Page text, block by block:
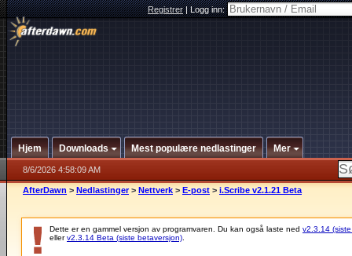
Registrer|Logg inn:
Hjem Downloads Mest populære nedlastinger Mer
8/6/2026 4:58:09 AM
AfterDawn > Nedlastinger > Nettverk > E-post > i.Scribe v2.1.21 Beta
Dette er en gammel versjon av programvaren. Du kan også laste ned v2.3.14
ellerv2.3.14 Beta (siste betaversjon)